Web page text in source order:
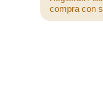
compra con